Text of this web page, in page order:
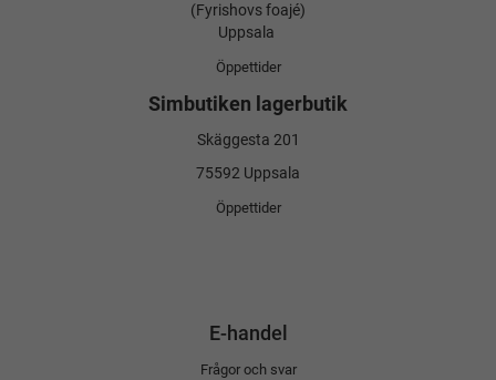
(Fyrishovs foajé)
Uppsala
Öppettider
Simbutiken lagerbutik
Skäggesta 201
75592 Uppsala
Öppettider
E-handel
Frågor och svar